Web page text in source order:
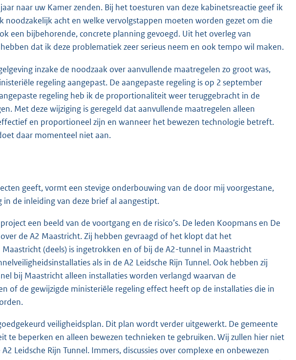
naar uw Kamer zenden. Bij het toesturen van deze kabinetsreactie geef ik
noodzakelijk acht en welke vervolgstappen moeten worden gezet om die
een bijbehorende, concrete planning gevoegd. Uit het overleg van
dat ik deze problematiek zeer serieus neem en ook tempo wil maken.
inzake de noodzaak over aanvullende maatregelen zo groot was,
regeling aangepast. De aangepaste regeling is op 2 september
regeling heb ik de proportionaliteit weer teruggebracht in de
Met deze wijziging is geregeld dat aanvullende maatregelen alleen
en proportioneel zijn en wanneer het bewezen technologie betreft.
daar momenteel niet aan.
geeft, vormt een stevige onderbouwing van de door mij voorgestane,
de inleiding van deze brief al aangestipt.
een beeld van de voortgang en de risico’s. De leden Koopmans en De
de A2 Maastricht. Zij hebben gevraagd of het klopt dat het
(deels) is ingetrokken en of bij de A2-tunnel in Maastricht
als in de A2 Leidsche Rijn Tunnel. Ook hebben zij
bij Maastricht alleen installaties worden verlangd waarvan de
of de gewijzigde ministeriële regeling effect heeft op de installaties die in
veiligheidsplan. Dit plan wordt verder uitgewerkt. De gemeente
te beperken en alleen bewezen technieken te gebruiken. Wij zullen hier niet
Leidsche Rijn Tunnel. Immers, discussies over complexe en onbewezen